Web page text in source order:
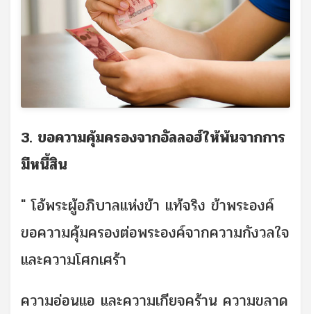
3. ขอความคุ้มครองจากอัลลอฮ์ให้พ้นจากการ
มีหนี้สิน
" โอ้พระผู้อภิบาลแห่งข้า แท้จริง ข้าพระองค์
ขอความคุ้มครองต่อพระองค์จากความกังวลใจ
และความโศกเศร้า
ความอ่อนแอ และความเกียจคร้าน ความขลาด